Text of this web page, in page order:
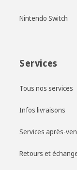
Nintendo Switch
Services
Tous nos services
Infos livraisons
Services après-
Retours et